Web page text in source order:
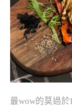
最wow的莫過